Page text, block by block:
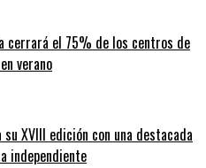
cerrará el 75% de los centros de
verano
XVIII edición con una destacada
independiente